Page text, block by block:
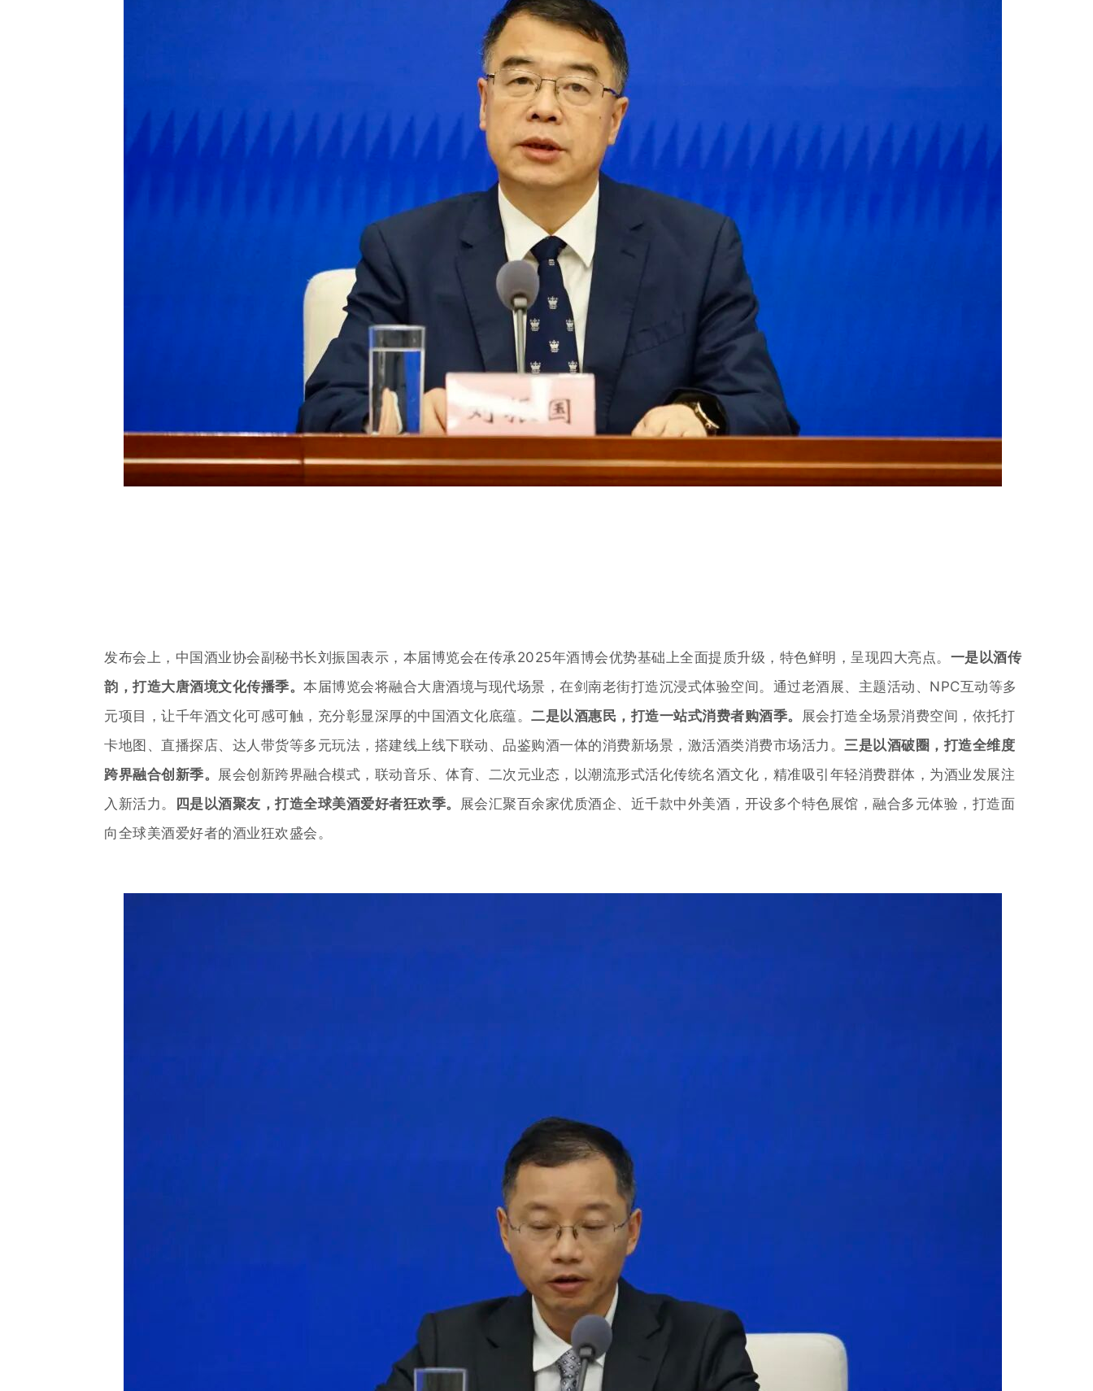
发布会上，中国酒业协会副秘书长刘振国表示，本届博览会在传承2025年酒博会优势基础上全面提质升级，特色鲜明，呈现四大亮点。 一是以酒传
韵，打造大唐酒境文化传播季。 本届博览会将融合大唐酒境与现代场景，在剑南老街打造沉浸式体验空间。通过老酒展、主题活动、NPC互动等多
元项目，让千年酒文化可感可触，充分彰显深厚的中国酒文化底蕴。 二是以酒惠民，打造一站式消费者购酒季。
展会打造全场景消费空间，依托打
卡地图、直播探店、达人带货等多元玩法，搭建线上线下联动、品鉴购酒一体的消费新场景，激活酒类消费市场活力。 三是以酒破圈，打造全维度
跨界融合创新季。 展会创新跨界融合模式，联动音乐、体育、二次元业态，以潮流形式活化传统名酒文化，精准吸引年轻消费群体，为酒业发展注
入新活力。
四是以酒聚友，打造全球美酒爱好者狂欢季。
展会汇聚百余家优质酒企、近千款中外美酒，开设多个特色展馆，融合多元体验，打造面
向全球美酒爱好者的酒业狂欢盛会。